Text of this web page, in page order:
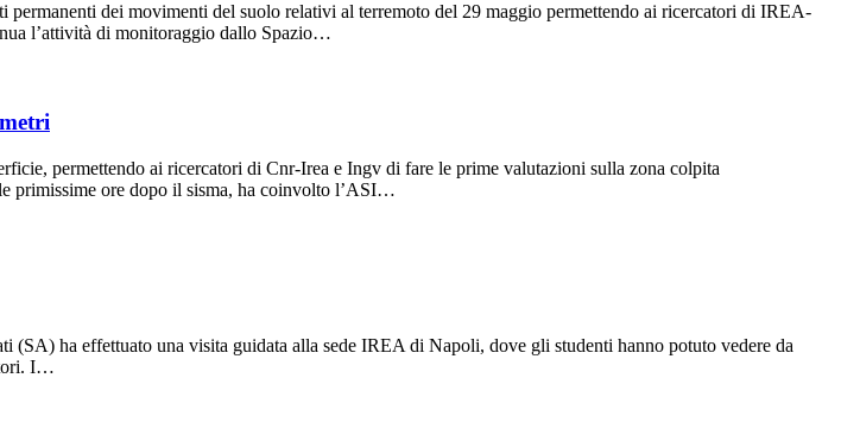
dei movimenti del suolo relativi al terremoto del 29 maggio permettendo ai ricercatori di IREA-
l’attività di monitoraggio dallo Spazio…
permettendo ai ricercatori di Cnr-Irea e Ingv di fare le prime valutazioni sulla zona colpita
primissime ore dopo il sisma, ha coinvolto l’ASI…
ha effettuato una visita guidata alla sede IREA di Napoli, dove gli studenti hanno potuto vedere da
I…